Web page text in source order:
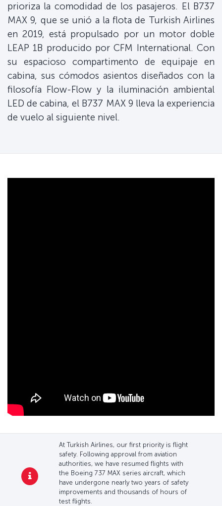
prioriza la comodidad de los pasajeros. El B737
MAX 9, que se unió a la flota de Turkish Airlines
en 2019, está propulsado por un motor doble
LEAP 1B producido por CFM International. Con
su espacioso compartimento de equipaje en
cabina, sus cómodos asientos diseñados con la
filosofía Flow-Flow y la iluminación ambiental
LED de cabina, el B737 MAX 9 lleva la experiencia
de vuelo al siguiente nivel.
At Turkish Airlines, our first priority is flight
safety. Following approval from aviation
authorities, we have resumed flights with
the Boeing 737 MAX series aircraft, which
have undergone nearly two years of safety
improvements and thousands of hours of
test flights.